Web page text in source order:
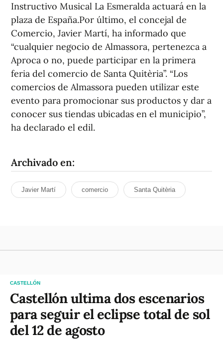
Instructivo Musical La Esmeralda actuará en la
plaza de España.Por último, el concejal de
Comercio, Javier Martí, ha informado que
“cualquier negocio de Almassora, pertenezca a
Aproca o no, puede participar en la primera
feria del comercio de Santa Quitèria”. “Los
comercios de Almassora pueden utilizar este
evento para promocionar sus productos y dar a
conocer sus tiendas ubicadas en el municipio”,
ha declarado el edil.
Archivado en:
Javier Martí comercio Santa Quitèria
CASTELLÓN
Castellón ultima dos escenarios
para seguir el eclipse total de sol
del 12 de agosto